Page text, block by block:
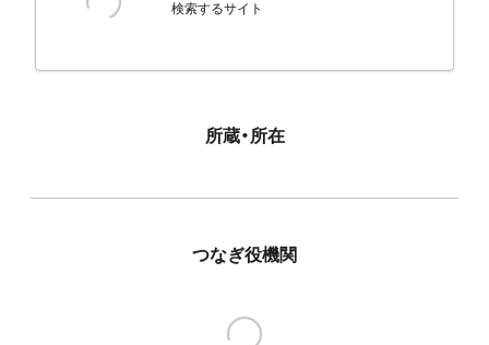
検索するサイト
所蔵・所在
つなぎ役機関